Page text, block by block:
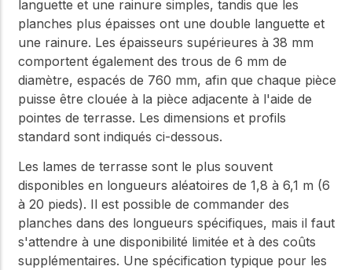
languette et une rainure simples, tandis que les
planches plus épaisses ont une double languette et
une rainure. Les épaisseurs supérieures à 38 mm
comportent également des trous de 6 mm de
diamètre, espacés de 760 mm, afin que chaque pièce
puisse être clouée à la pièce adjacente à l'aide de
pointes de terrasse. Les dimensions et profils
standard sont indiqués ci-dessous.
Les lames de terrasse sont le plus souvent
disponibles en longueurs aléatoires de 1,8 à 6,1 m (6
à 20 pieds). Il est possible de commander des
planches dans des longueurs spécifiques, mais il faut
s'attendre à une disponibilité limitée et à des coûts
supplémentaires. Une spécification typique pour les